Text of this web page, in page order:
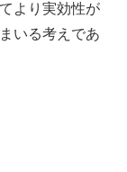
より実効性が
いる考えであ